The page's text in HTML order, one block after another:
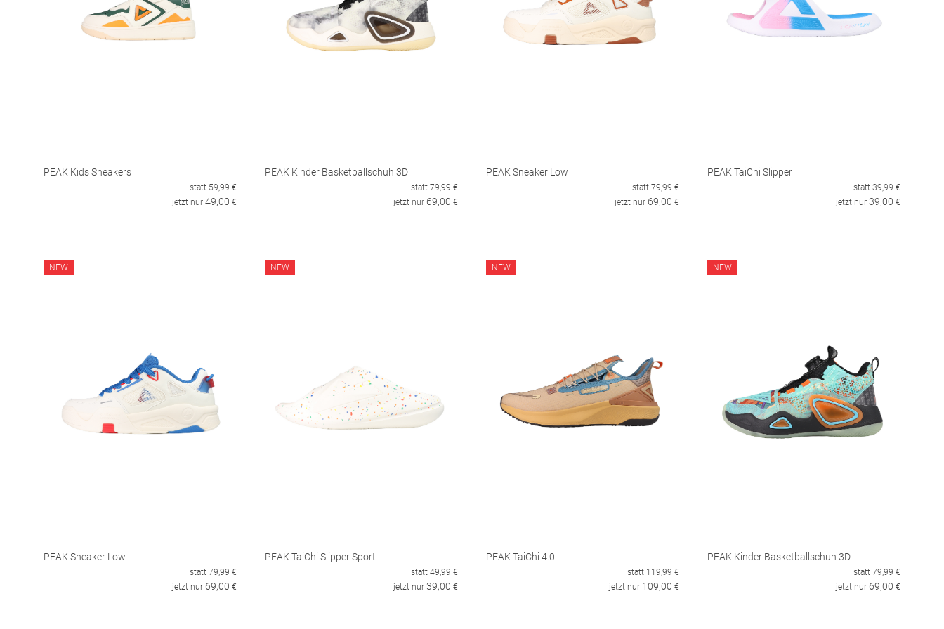
PEAK Kids Sneakers
statt 59,99 €
jetzt nur 49,00 €
PEAK Kinder Basketballschuh 3D
statt 79,99 €
jetzt nur 69,00 €
PEAK Sneaker Low
statt 79,99 €
jetzt nur 69,00 €
PEAK TaiChi Slipper
statt 39,99 €
jetzt nur 39,00 €
NEW
PEAK Sneaker Low
statt 79,99 €
jetzt nur 69,00 €
NEW
PEAK TaiChi Slipper Sport
statt 49,99 €
jetzt nur 39,00 €
NEW
PEAK TaiChi 4.0
statt 119,99 €
jetzt nur 109,00 €
NEW
PEAK Kinder Basketballschuh 3D
statt 79,99 €
jetzt nur 69,00 €